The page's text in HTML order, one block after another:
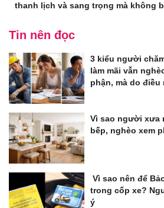
thanh lịch và sang trọng mà không
Tin nên đọc
3 kiểu người
làm mãi vẫn
phận, mà do điều
Vì sao người xưa
bếp, nghèo xem
Vì sao nên để
trong cốp xe?
ý